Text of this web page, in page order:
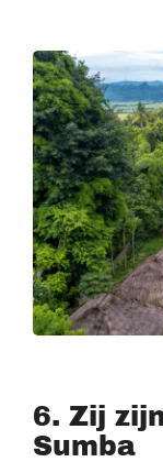
6. Zij
Sumba